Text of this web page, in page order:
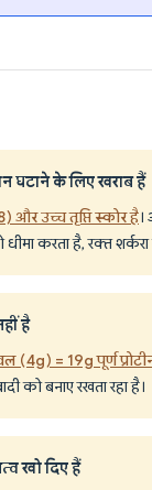
घटाने के लिए खराब हैं
उच्च तृप्ति स्कोर है।
करता है, रक्त शर्करा
है
= 19g पूर्ण
को बनाए रखता रहा है।
खो दिए हैं